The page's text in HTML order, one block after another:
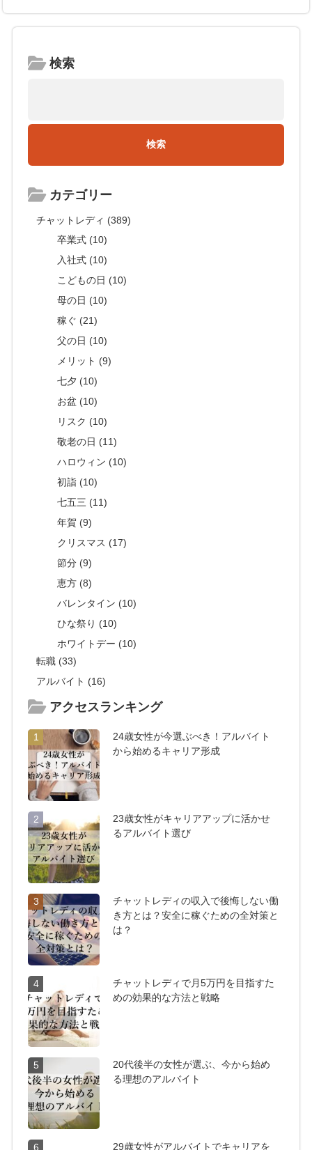
検索
カテゴリー
チャットレディ (389)
卒業式 (10)
入社式 (10)
こどもの日 (10)
母の日 (10)
稼ぐ (21)
父の日 (10)
メリット (9)
七夕 (10)
お盆 (10)
リスク (10)
敬老の日 (11)
ハロウィン (10)
初詣 (10)
七五三 (11)
年賀 (9)
クリスマス (17)
節分 (9)
恵方 (8)
バレンタイン (10)
ひな祭り (10)
ホワイトデー (10)
転職 (33)
アルバイト (16)
アクセスランキング
1
24歳女性が今選ぶべき！アルバイト
から始めるキャリア形成
2
23歳女性がキャリアアップに活かせ
るアルバイト選び
3
チャットレディの収入で後悔しない働
き方とは？安全に稼ぐための全対策と
は？
4
チャットレディで月5万円を目指すた
めの効果的な方法と戦略
5
20代後半の女性が選ぶ、今から始め
る理想のアルバイト
6 29歳女性がアルバイトでキャリアを